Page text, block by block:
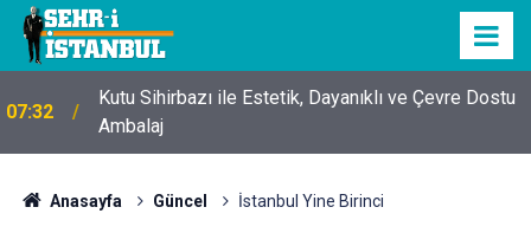
07:32
Kutu Sihirbazı ile Estetik, Dayanıklı ve Çevre Dostu
Ambalaj
Anasayfa Güncel İstanbul Yine Birinci